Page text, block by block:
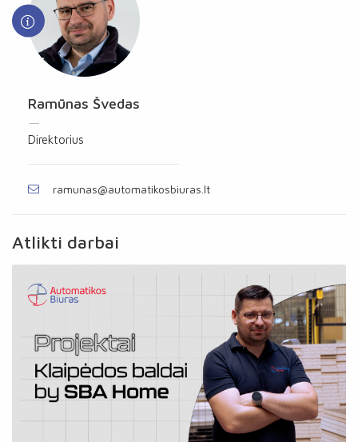
Ramūnas Švedas
Direktorius
ramunas@automatikosbiuras.lt
Atlikti darbai